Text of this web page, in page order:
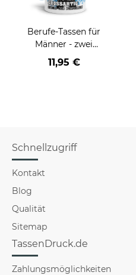
Berufe-Tassen für
Männer - zwei
Farbvarianten
11,95 €
Schnellzugriff
Kontakt
Blog
Qualität
Sitemap
TassenDruck.de
Zahlungsmöglichkeiten